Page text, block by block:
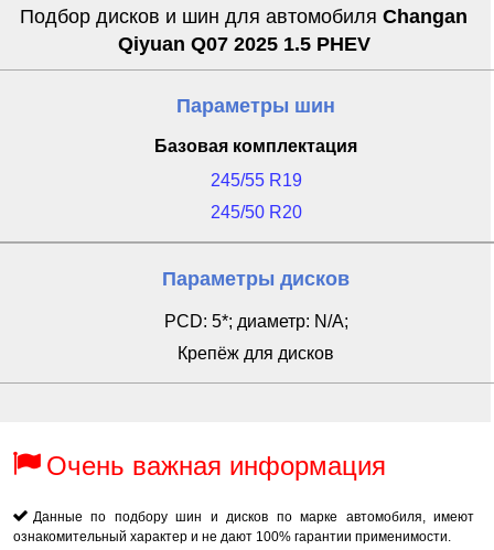
Подбор дисков и шин для автомобиля Changan
Qiyuan Q07 2025 1.5 PHEV
Параметры шин
Базовая комплектация
245/55 R19
245/50 R20
Параметры дисков
PCD: 5*; диаметр: N/A;
Крепёж для дисков
Очень важная информация
Данные по подбору шин и дисков по марке автомобиля, имеют
ознакомительный характер и не дают 100% гарантии применимости.